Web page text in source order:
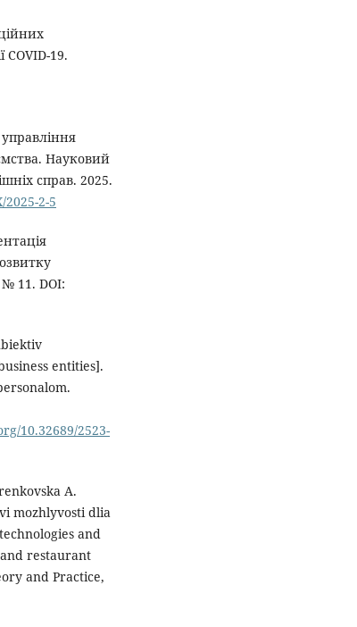
COVID-19.
Науковий
справ. 2025.
2-5
11. DOI:
entities].
10.32689/2523-
A.
mozhlyvosti dlia
and
restaurant
and Practice,